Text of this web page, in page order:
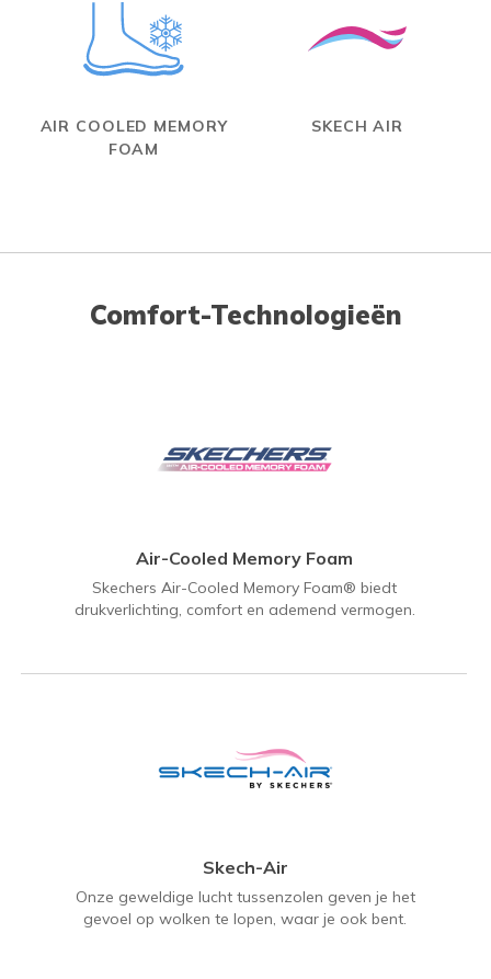
AIR COOLED MEMORY
FOAM
SKECH AIR
Comfort-Technologieën
Air-Cooled Memory Foam
Skechers Air-Cooled Memory Foam® biedt
drukverlichting, comfort en ademend vermogen.
Skech-Air
Onze geweldige lucht tussenzolen geven je het
gevoel op wolken te lopen, waar je ook bent.